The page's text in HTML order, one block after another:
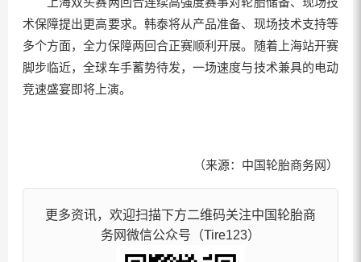
术保障提出更高要求。韩泰将从产品准备、现场技术支持等
多个方面，全力保障两回合正赛顺利开展。随着上海站开赛
脚步临近，全球车手蓄势待发，一场速度与技术兼具的电动
竞速盛宴即将上演。
（来源：中国轮胎商务网）
更多资讯，欢迎扫描下方二维码关注中国轮胎商
务网微信公众号（Tire123）